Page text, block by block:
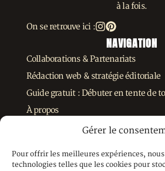
Gérer le
Pour offrir les meilleures expériences,
technologies telles que les cookies pour
à la fois.
On se retrouve ici :
NAVIGATION
Collaborations & Partenariats
Rédaction web & stratégie éditoriale
Guide gratuit : Débuter en tente de
À propos
LÉGAL
Politique de confidentialité